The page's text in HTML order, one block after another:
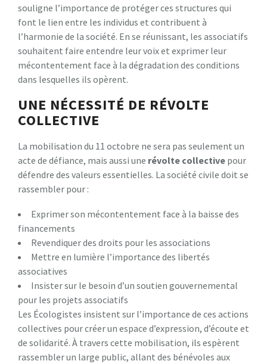
souligne l’importance de protéger ces structures qui
font le lien entre les individus et contribuent à
l’harmonie de la société. En se réunissant, les associatifs
souhaitent faire entendre leur voix et exprimer leur
mécontentement face à la dégradation des conditions
dans lesquelles ils opèrent.
UNE NÉCESSITÉ DE RÉVOLTE
COLLECTIVE
La mobilisation du 11 octobre ne sera pas seulement un
acte de défiance, mais aussi une révolte collective pour
défendre des valeurs essentielles. La société civile doit se
rassembler pour :
Exprimer son mécontentement face à la baisse des
financements
Revendiquer des droits pour les associations
Mettre en lumière l’importance des libertés
associatives
Insister sur le besoin d’un soutien gouvernemental
pour les projets associatifs
Les Écologistes insistent sur l’importance de ces actions
collectives pour créer un espace d’expression, d’écoute et
de solidarité. À travers cette mobilisation, ils espèrent
rassembler un large public, allant des bénévoles aux